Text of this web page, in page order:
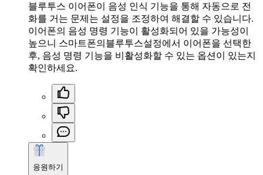
블루투스 이어폰이 음성 인식 기능을 통해 자동으로 전
화를 거는 문제는 설정을 조정하여 해결할 수 있습니다.
이어폰의 음성 명령 기능이 활성화되어 있을 가능성이
높으니 스마트폰의블루투스설정에서 이어폰을 선택한
후, 음성 명령 기능을 비활성화할 수 있는 옵션이 있는지
확인하세요.
응원하기